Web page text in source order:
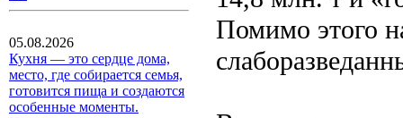
05.08.2026
Кухня — это сердце дома,
место, где собирается семья,
готовится пища и создаются
особенные моменты.
Помимо этого